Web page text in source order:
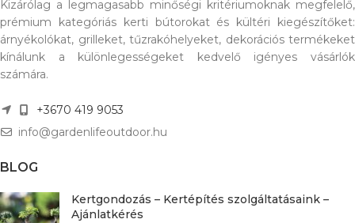
Kizárólag a legmagasabb minőségi kritériumoknak megfelelő,
prémium kategóriás kerti bútorokat és kültéri kiegészítőket:
árnyékolókat, grilleket, tűzrakóhelyeket, dekorációs termékeket
kínálunk a különlegességeket kedvelő igényes vásárlók
számára.
+3670 419 9053
info@gardenlifeoutdoor.hu
BLOG
Kertgondozás – Kertépítés szolgáltatásaink –
Ajánlatkérés